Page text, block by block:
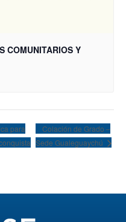
COMUNITARIOS Y
para
Colación de Grado –
Sede Gualeguaychú